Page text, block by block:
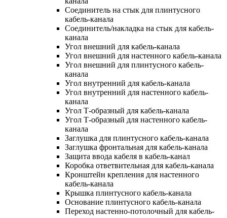
Соединитель на стык для плинтусного
кабель-канала
Соединитель/накладка на стык для кабель-
канала
Угол внешний для кабель-канала
Угол внешний для настенного кабель-канала
Угол внешний для плинтусного кабель-
канала
Угол внутренний для кабель-канала
Угол внутренний для настенного кабель-
канала
Угол Т-образный для кабель-канала
Угол Т-образный для настенного кабель-
канала
Заглушка для плинтусного кабель-канала
Заглушка фронтальная для кабель-канала
Защита ввода кабеля в кабель-канал
Коробка ответвительная для кабель-канала
Кронштейн крепления для настенного
кабель-канала
Крышка плинтусного кабель-канала
Основание плинтусного кабель-канала
Переход настенно-потолочный для кабель-